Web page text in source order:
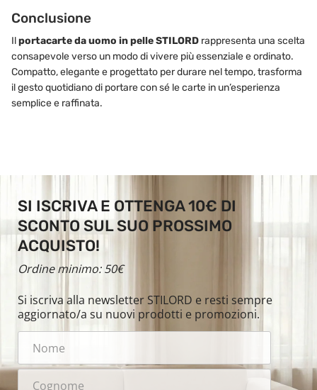
Conclusione
Ilportacarte da uomo in pelle STILORD rappresenta una scelta
consapevole verso un modo di vivere più essenziale e ordinato.
Compatto, elegante e progettato per durare nel tempo, trasforma
il gesto quotidiano di portare con sé le carte in un’esperienza
semplice e raffinata.
SI ISCRIVA E OTTENGA 10€ DI
SCONTO SUL SUO PROSSIMO
ACQUISTO!
Ordine minimo: 50€
Si iscriva alla newsletter STILORD e resti sempre
aggiornato/a su nuovi prodotti e promozioni.